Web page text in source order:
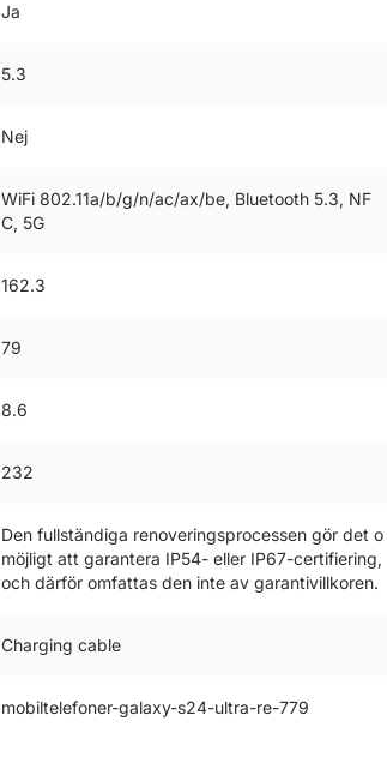
Ja
5.3
Nej
WiFi 802.11a/b/g/n/ac/ax/be, Bluetooth 5.3, NF
C, 5G
162.3
79
8.6
232
Den fullständiga renoveringsprocessen gör det o
möjligt att garantera IP54- eller IP67-certifiering,
och därför omfattas den inte av garantivillkoren.
Charging cable
mobiltelefoner-galaxy-s24-ultra-re-779